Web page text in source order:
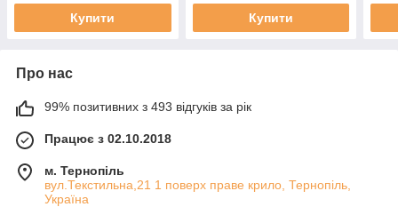
Купити Купити
Про нас
99% позитивних з 493 відгуків за рік
Працює з 02.10.2018
м. Тернопіль
вул.Текстильна,21 1 поверх праве крило, Тернопіль,
Україна